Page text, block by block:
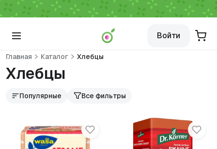
Войти
Главная Каталог Хлебцы
Хлебцы
Популярные Все фильтры